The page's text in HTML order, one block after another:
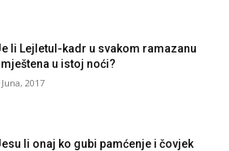
li Lejletul-kadr u svakom ramazanu
u istoj noći?
Juna, 2017
li onaj ko gubi pamćenje i čovjek